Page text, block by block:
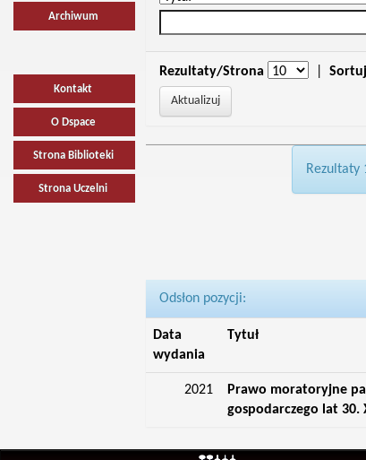
Archiwum
Kontakt
O Dspace
Strona Biblioteki
Strona Uczelni
Rezultaty/Strona
Rezultaty
Odsłon pozycji:
Data
wydania
Tytuł
2021
Prawo moratoryjne
gospodarczego lat 30.